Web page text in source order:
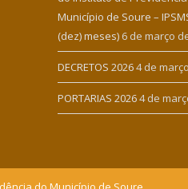
Município de Soure –
(dez) meses) 6 de março
DECRETOS 20264 de
PORTARIAS 20264 de